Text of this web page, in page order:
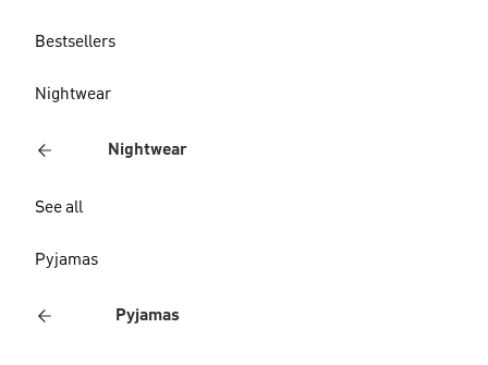
Bestsellers
Nightwear
Nightwear
See all
Pyjamas
Pyjamas